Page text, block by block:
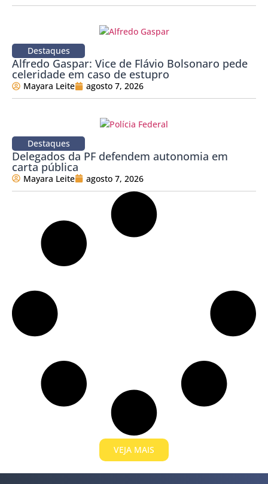
Destaques
Alfredo Gaspar: Vice de Flávio Bolsonaro pede
celeridade em caso de estupro
Mayara Leite agosto 7, 2026
Destaques
Delegados da PF defendem autonomia em
carta pública
Mayara Leite agosto 7, 2026
VEJA MAIS